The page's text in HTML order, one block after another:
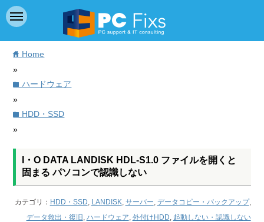
home Home
»
folderハードウェア
»
folder HDD・SSD
»
I・O DATA LANDISK HDL-S1.0 ファイルを開くと
固まる パソコンで認識しない
カテゴリ： HDD・SSD, LANDISK, サーバー, データコピー・バックアップ,
データ救出・復旧 , ハードウェア, 外付けHDD, 起動しない・認識しない